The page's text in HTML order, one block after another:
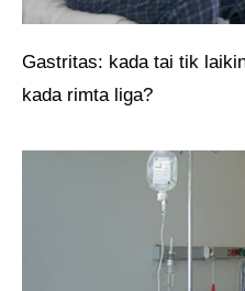
Gastritas: kada tai tik
kada rimta liga?